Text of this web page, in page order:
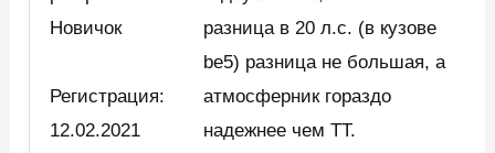
Новичок
Регистрация:
12.02.2021
разница в 20 л.с. (в кузове
be5) разница не большая, а
атмосферник гораздо
надежнее чем ТТ.